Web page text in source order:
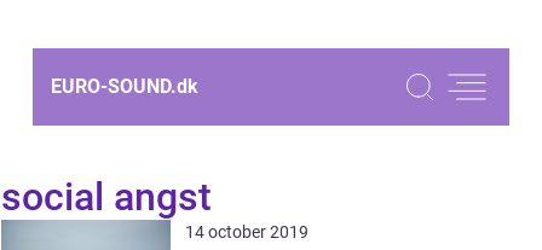
EURO-SOUND.dk
social angst
14 october 2019